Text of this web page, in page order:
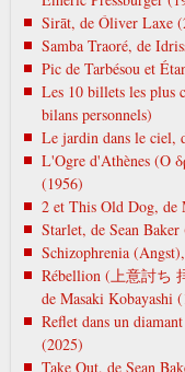
Sirāt, de Óliver Laxe
Samba Traoré, de
Pic de Tarbésou et
Les 10 billets les plus
bilans personnels)
Le jardin dans le ciel,
L'Ogre d'Athènes (Ο
(1956)
2 et This Old Dog, de
Starlet, de Sean Baker
Schizophrenia
Rébellion (上意討ち
de Masaki Kobayashi
Reflet dans un
(2025)
Take Out, de Sean